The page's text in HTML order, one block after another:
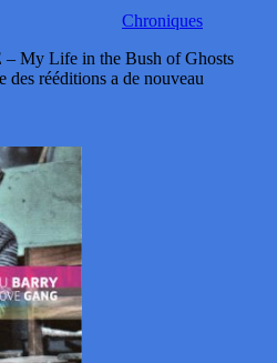
Chroniques
My Life in the Bush of Ghosts
rééditions a de nouveau